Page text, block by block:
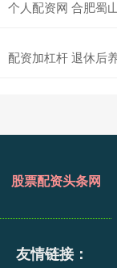
个人配资网 合肥蜀
配资加杠杆 退休后
股票配资头条网
友情链接：